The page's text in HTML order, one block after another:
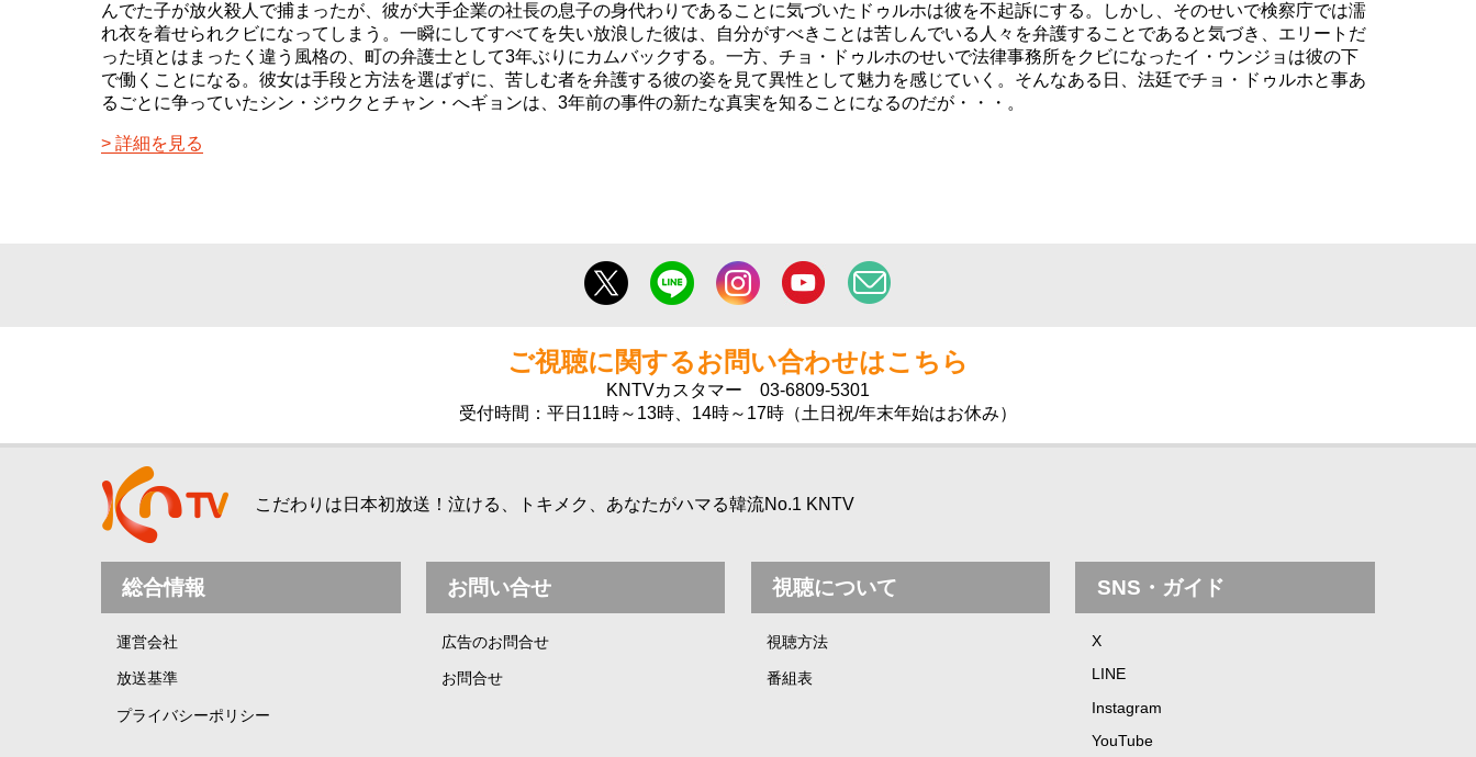
んでた子が放火殺人で捕まったが、彼が大手企業の社長の息子の身代わりであることに気づいたドゥルホは彼を不起訴にする。しかし、そのせいで検察庁では濡
れ衣を着せられクビになってしまう。一瞬にしてすべてを失い放浪した彼は、自分がすべきことは苦しんでいる人々を弁護することであると気づき、エリートだ
った頃とはまったく違う風格の、町の弁護士として3年ぶりにカムバックする。一方、チョ・ドゥルホのせいで法律事務所をクビになったイ・ウンジョは彼の下
で働くことになる。彼女は手段と方法を選ばずに、苦しむ者を弁護する彼の姿を見て異性として魅力を感じていく。そんなある日、法廷でチョ・ドゥルホと事あ
るごとに争っていたシン・ジウクとチャン・へギョンは、3年前の事件の新たな真実を知ることになるのだが・・・。
詳細を見る
ご視聴に関するお問い合わせはこちら
KNTVカスタマー 03-6809-5301
受付時間：平日11時～13時、14時～17時（土日祝/年末年始はお休み）
こだわりは日本初放送！泣ける、トキメク、あなたがハマる韓流No.1 KNTV
総合情報
運営会社
放送基準
プライバシーポリシー
お問い合せ
広告のお問合せ
お問合せ
視聴について
視聴方法
番組表
SNS・ガイド
X
LINE
Instagram
YouTube